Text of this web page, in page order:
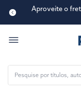
Aproveite o